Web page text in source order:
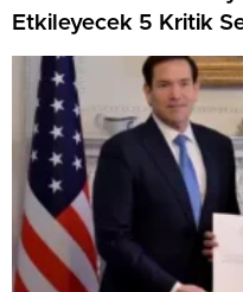
Etkileyecek 5 Kritik